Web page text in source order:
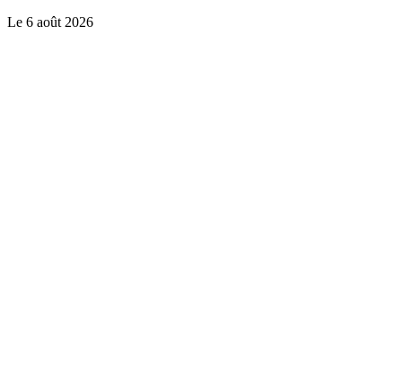
Le 6 août 2026